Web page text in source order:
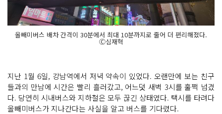
올빼미버스 배차 간격이 30분에서 최대 10분까지로 줄어 더 편리해졌다.
Ⓒ심재혁
지난 1월 6일, 강남역에서 저녁 약속이 있었다. 오랜만에 보는 친구
들과의 만남에 시간은 빨리 흘러갔고, 어느덧 새벽 3시를 훌쩍 넘겼
다. 당연히 시내버스와 지하철은 모두 끊긴 상태였다. 택시를 타려다
올빼미버스가 지나간다는 사실을 알고 버스를 기다렸다.